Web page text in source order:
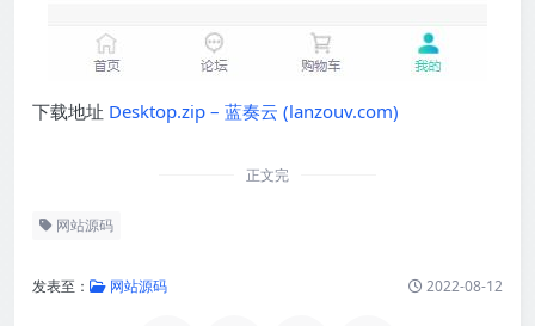
下载地址 Desktop.zip – 蓝奏云 (lanzouv.com)
正文完
网站源码
发表至： 网站源码 2022-08-12